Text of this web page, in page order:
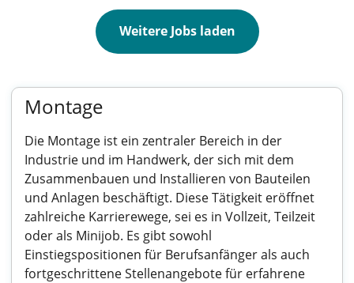
Weitere Jobs laden
Montage
Die Montage ist ein zentraler Bereich in der
Industrie und im Handwerk, der sich mit dem
Zusammenbauen und Installieren von Bauteilen
und Anlagen beschäftigt. Diese Tätigkeit eröffnet
zahlreiche Karrierewege, sei es in Vollzeit, Teilzeit
oder als Minijob. Es gibt sowohl
Einstiegspositionen für Berufsanfänger als auch
fortgeschrittene Stellenangebote für erfahrene